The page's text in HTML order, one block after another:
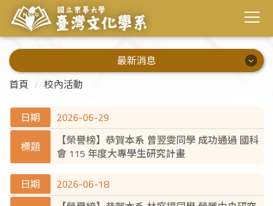
最新消息
最新消息
演講資訊
校外活動
首頁
校內活動
2026-06-29
【榮譽榜】恭賀本系 曾翌雯同學 成功通過 國科
會 115 年度大專學生研究計畫
2026-06-18